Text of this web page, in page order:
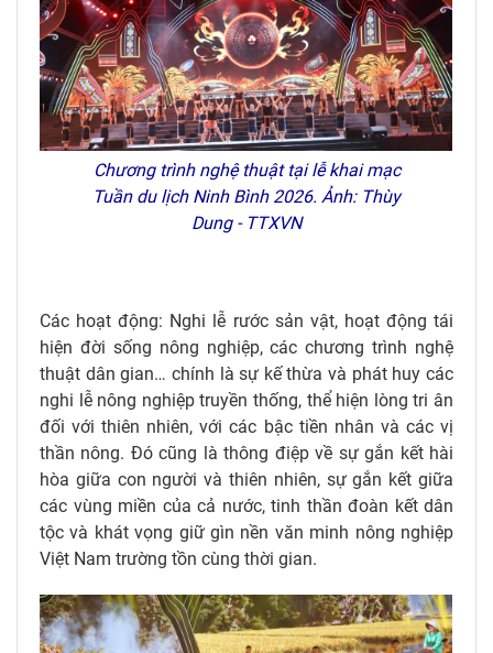
Chương trình nghệ thuật tại lễ khai mạc
Tuần du lịch Ninh Bình 2026. Ảnh: Thùy
Dung - TTXVN
Các hoạt động: Nghi lễ rước sản vật, hoạt động tái
hiện đời sống nông nghiệp, các chương trình nghệ
thuật dân gian… chính là sự kế thừa và phát huy các
nghi lễ nông nghiệp truyền thống, thể hiện lòng tri ân
đối với thiên nhiên, với các bậc tiền nhân và các vị
thần nông. Đó cũng là thông điệp về sự gắn kết hài
hòa giữa con người và thiên nhiên, sự gắn kết giữa
các vùng miền của cả nước, tinh thần đoàn kết dân
tộc và khát vọng giữ gìn nền văn minh nông nghiệp
Việt Nam trường tồn cùng thời gian.